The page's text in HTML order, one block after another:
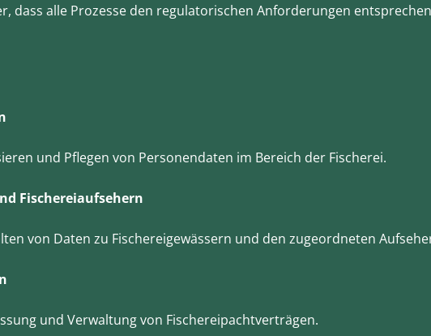
dass alle Prozesse den regulatorischen Anforderungen
und Pflegen von Personendaten im Bereich der Fischerei.
Fischereiaufsehern
von Daten zu Fischereigewässern und den zugeordneten
und Verwaltung von Fischereipachtverträgen.